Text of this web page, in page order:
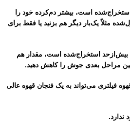
است، بیشتر دم‌کرده خود را
مثلاً یک‌بار دیگر هم بزنید یا فقط برای
بیش‌ازحد استخراج‌شده است، مقدار هم
مراحل بعدی جوش را کاهش دهید.
فیلتری می‌تواند به یک فنجان قهوه عالی